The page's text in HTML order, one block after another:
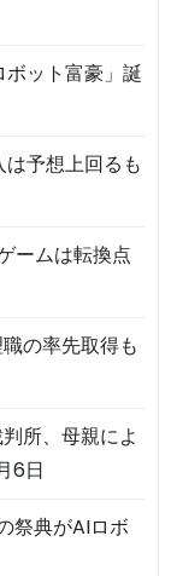
ット富豪」誕
予想上回るも
ームは転換点
の率先取得も
所、母親によ
6日
祭典がAIロボ